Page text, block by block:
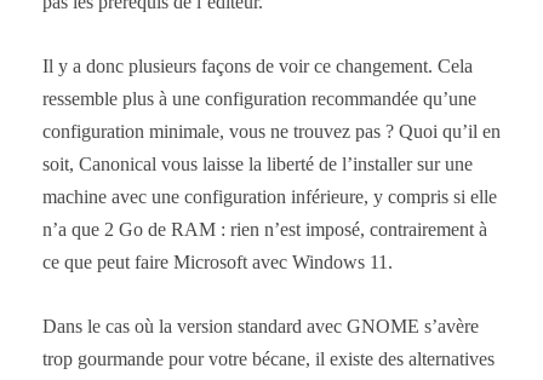
Il y a donc plusieurs façons de voir ce changement. Cela
ressemble plus à une configuration recommandée qu’une
configuration minimale, vous ne trouvez pas ? Quoi qu’il en
soit, Canonical vous laisse la liberté de l’installer sur une
machine avec une configuration inférieure, y compris si elle
n’a que 2 Go de RAM : rien n’est imposé, contrairement à
ce que peut faire Microsoft avec Windows 11.
Dans le cas où la version standard avec GNOME s’avère
trop gourmande pour votre bécane, il existe des alternatives